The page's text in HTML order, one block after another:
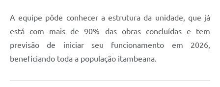
A equipe pôde conhecer a estrutura da unidade, que já
está com mais de 90% das obras concluídas e tem
previsão de iniciar seu funcionamento em 2026,
beneficiando toda a população itambeana.